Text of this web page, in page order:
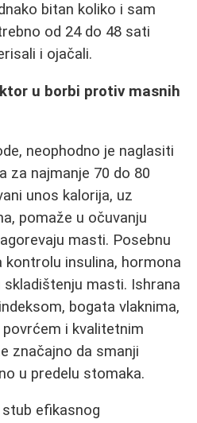
bitan koliko i sam
od 24 do 48 sati
i ojačali.
u borbi protiv masnih
neophodno je naglasiti
za najmanje 70 do 80
unos kalorija, uz
pomaže u očuvanju
masti. Posebnu
insulina, hormona
masti. Ishrana
bogata vlaknima,
i kvalitetnim
značajno da smanji
u predelu stomaka.
efikasnog